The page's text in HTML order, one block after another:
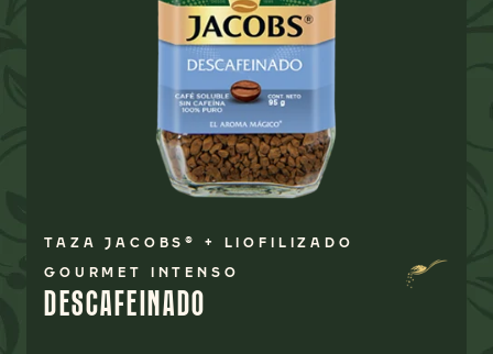
TAZA JACOBS® + LIOFILIZADO
GOURMET INTENSO
DESCAFEINADO